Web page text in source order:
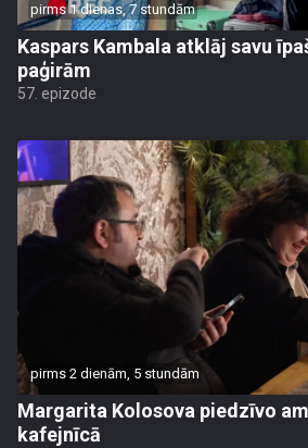
pirms 1 dienas, 7 stundām
Kaspars Kambala atklāj savu
paģirām
57. epizode
pirms 2 dienām, 5 stundām
Margarita Kolosova piedzīvo
kafejnīcā